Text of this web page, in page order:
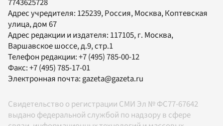
7743625728
Адрес учредителя: 125239, Россия, Москва, Коптевская
улица, дом 67
Адрес редакции и издателя: 117105, г. Москва,
Варшавское шоссе, д.9, стр.1
Телефон редакции:+7 (495) 785-00-12
Факс:+7 (495) 785-17-01
Электронная почта:gazeta@gazeta.ru
Свидетельство о регистрации СМИ Эл № ФС77-67642
выдано федеральной службой по надзору в сфере